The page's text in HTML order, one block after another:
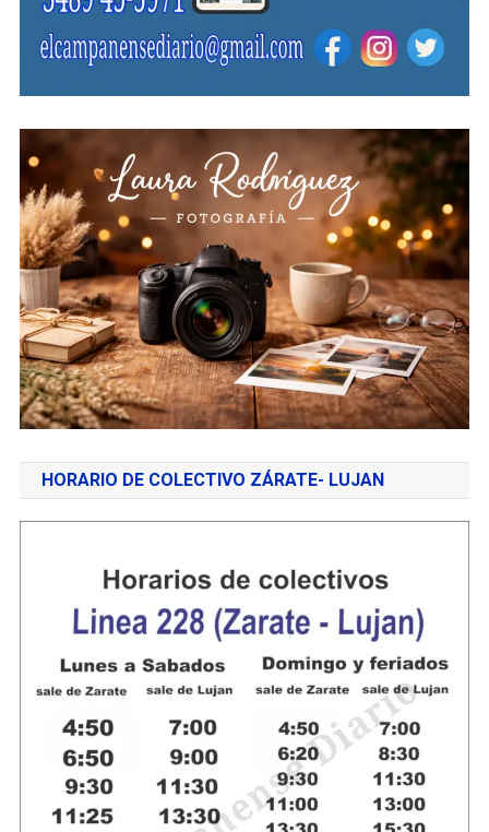
HORARIO DE COLECTIVO ZÁRATE- LUJAN